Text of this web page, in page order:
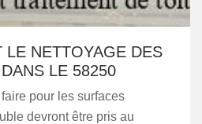
LE NETTOYAGE DES
LE 58250
pour les surfaces
devront être pris au